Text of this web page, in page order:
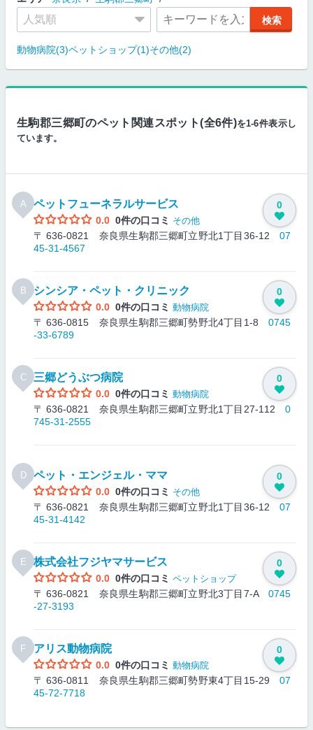
動物病院(3)ペットショップ(1)その他(2)
生駒郡三郷町のペット関連スポット(全6件)を1-6件表示し
ています。
A ペットフューネラルサービス
0.0 0件の口コミ その他
〒 636-0821 奈良県生駒郡三郷町立野北1丁目36-12 07
45-31-4567
0
B シンシア・ペット・クリニック
0.0 0件の口コミ 動物病院
〒 636-0815 奈良県生駒郡三郷町勢野北4丁目1-8 0745
-33-6789
0
C 三郷どうぶつ病院
0.0 0件の口コミ 動物病院
〒 636-0821 奈良県生駒郡三郷町立野北1丁目27-112 0
745-31-2555
0
D ペット・エンジェル・ママ
0.0 0件の口コミ その他
〒 636-0821 奈良県生駒郡三郷町立野北1丁目36-12 07
45-31-4142
0
E 株式会社フジヤマサービス
0.0 0件の口コミ ペットショップ
〒 636-0821 奈良県生駒郡三郷町立野北3丁目7-A 0745
-27-3193
0
F アリス動物病院
0.0 0件の口コミ 動物病院
〒 636-0811 奈良県生駒郡三郷町勢野東4丁目15-29 07
45-72-7718
0